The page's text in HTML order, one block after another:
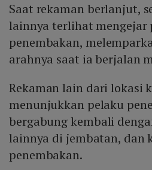
Saat rekaman berlanjut,
lainnya terlihat mengejar
penembakan,
arahnya saat ia berjalan
Rekaman lain dari lokasi
menunjukkan pelaku
bergabung kembali
lainnya di jembatan, dan
penembakan.